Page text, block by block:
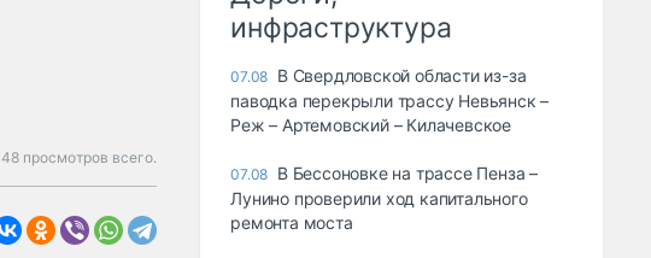
48 просмотров всего.
инфраструктура
07.08 В Свердловской области из-за
паводка перекрыли трассу Невьянск –
Реж – Артемовский – Килачевское
07.08 В Бессоновке на трассе Пенза –
Лунино проверили ход капитального
ремонта моста